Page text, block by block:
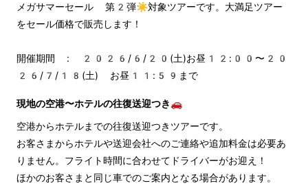
メガサマーセール 第2弾☀️対象ツアーです。大満足ツアー
をセール価格で販売します！
開催期間 : 2026/6/20(土)お昼12:00〜20
26/7/18(土) お昼11:59まで
現地の空港〜ホテルの往復送迎つき🚗
空港からホテルまでの往復送迎つきツアーです。
お客さまからホテルや送迎会社へのご連絡や追加料金は必要あ
りません。フライト時間に合わせてドライバーがお迎え！
ほかのお客さまと同じ車でのご案内となる場合があります。